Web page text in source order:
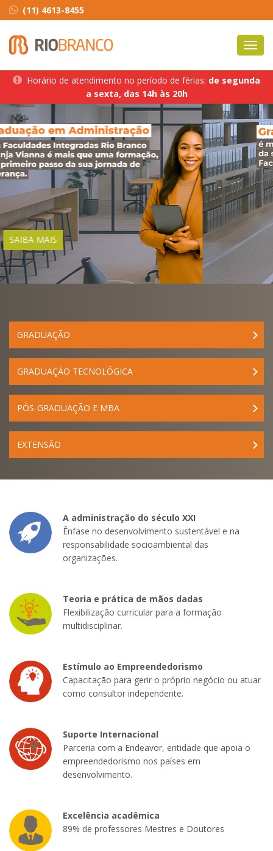
(11) 4613-8455
Horário de atendimento no período de férias: de segunda
a sexta, das 14h às 20h
SAIBA MAIS
GRADUAÇÃO
GRADUAÇÃO TECNOLÓGICA
PÓS-GRADUAÇÃO E MBA
EXTENSÃO
A administração do século XXI
Ênfase no desenvolvimento sustentável e na
responsabilidade socioambiental das
organizações.
Teoria e prática de mãos dadas
Flexibilização curricular para a formação
multidisciplinar.
Estímulo ao Empreendedorismo
Capacitação para gerir o próprio negócio ou atuar
como consultor independente.
Suporte Internacional
Parceria com a Endeavor, entidade que apoia o
empreendedorismo nos países em
desenvolvimento.
Excelência acadêmica
89% de professores Mestres e Doutores